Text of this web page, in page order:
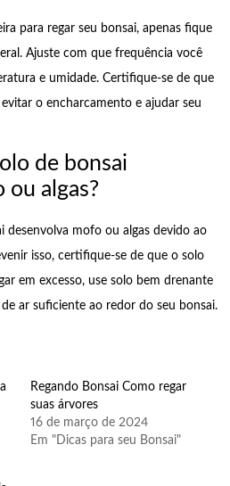
para regar seu bonsai, apenas fique
Ajuste com que frequência você
e umidade. Certifique-se de que
o encharcamento e ajudar seu
de bonsai
ou algas?
desenvolva mofo ou algas devido ao
isso, certifique-se de que o solo
em excesso, use solo bem drenante
ar suficiente ao redor do seu bonsai.
Regando Bonsai Como regar
suas árvores
16 de março de 2024
Em "Dicas para seu Bonsai"